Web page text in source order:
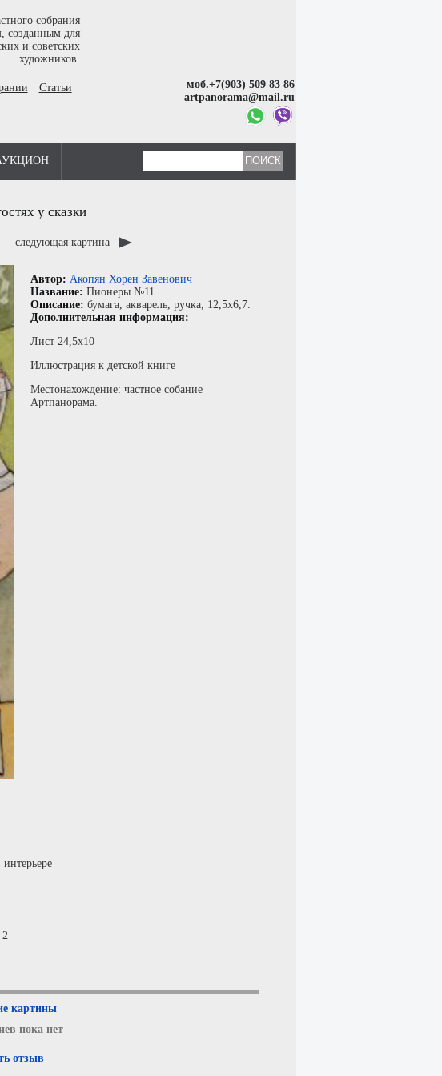
собрания
созданным для
и советских
художников.
Статьи
моб.+7(903) 509 83 86
artpanorama@mail.ru
у сказки
следующая картина
Автор: Акопян Хорен Завенович
Название: Пионеры №11
Описание: бумага, акварель, ручка, 12,5x6,7.
Дополнительная информация:
Лист 24,5х10
Иллюстрация к детской книге
Местонахождение: частное собание
Артпанорама.
2
картины
пока нет
отзыв